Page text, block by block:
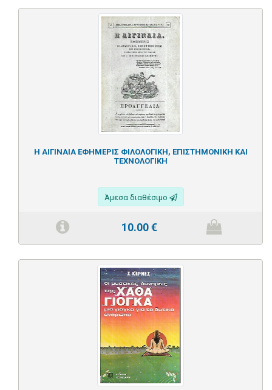
Η ΑΙΓΙΝΑΙΑ ΕΦΗΜΕΡΙΣ ΦΙΛΟΛΟΓΙΚΗ, ΕΠΙΣΤΗΜΟΝΙΚΗ ΚΑΙ
ΤΕΧΝΟΛΟΓΙΚΗ
Άμεσα διαθέσιμο
10.00€